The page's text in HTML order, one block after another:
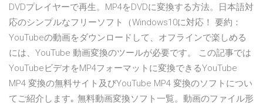
DVDプレイヤーで再生。MP4をDVDに変換する方法。日本語対
応のシンプルなフリーソフト（Windows10に対応！ 要約：
YouTubeの動画をダウンロードして、オフラインで楽しめる
には、YouTube 動画変換のツールが必要です。 この記事では
YouTubeビデオをMP4フォーマットに変換できるYouTube
MP4 変換の無料サイト及びYouTube MP4 変換のソフトについ
てご紹介します｡ 無料動画変換ソフト一覧。動画のファイル形